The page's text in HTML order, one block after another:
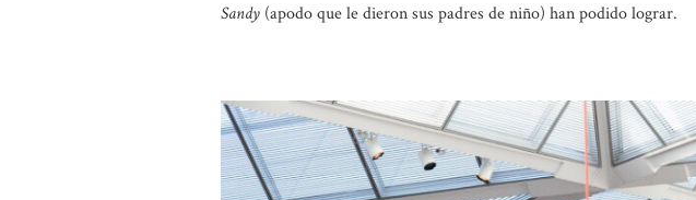
Sandy (apodo que le dieron sus padres de niño) han podido lograr.